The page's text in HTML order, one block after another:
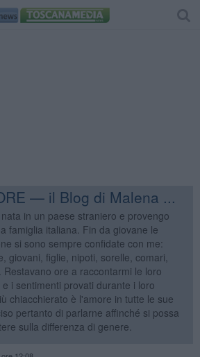
— il Blog di Malena ...
in un paese straniero e provengo
famiglia italiana. Fin da giovane le
si sono sempre confidate con me:
giovani, figlie, nipoti, sorelle, comari,
Restavano ore a raccontarmi le loro
e i sentimenti provati durante i loro
chiacchierato è l'amore in tutte le sue
pertanto di parlarne affinché si possa
sulla differenza di genere.